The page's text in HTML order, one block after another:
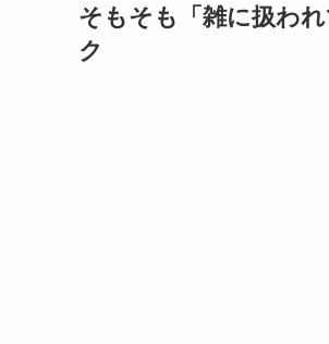
そもそも「雑に扱わ
ク